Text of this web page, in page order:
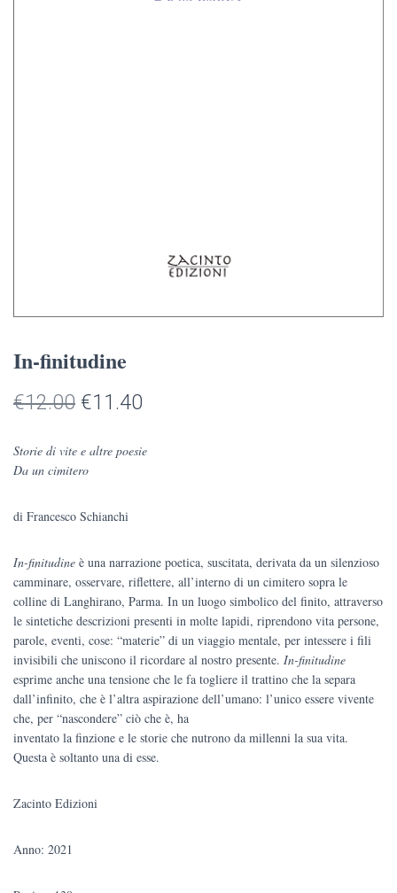
In-finitudine
€12.00 Il
originale
€11.40
Storie di vite e altre poesie
Da un cimitero
di Francesco Schianchi
In-finitudine è una narrazione poetica, suscitata, derivata da un silenzioso
camminare, osservare, riflettere, all’interno di un cimitero sopra le
colline di Langhirano, Parma. In un luogo simbolico del finito, attraverso
le sintetiche descrizioni presenti in molte lapidi, riprendono vita persone,
parole, eventi, cose: “materie” di un viaggio mentale, per intessere i fili
invisibili che uniscono il ricordare al nostro presente. In-finitudine
esprime anche una tensione che le fa togliere il trattino che la separa
dall’infinito, che è l’altra aspirazione dell’umano: l’unico essere vivente
che, per “nascondere” ciò che è, ha
inventato la finzione e le storie che nutrono da millenni la sua vita.
Questa è soltanto una di esse.
Zacinto Edizioni
Anno: 2021